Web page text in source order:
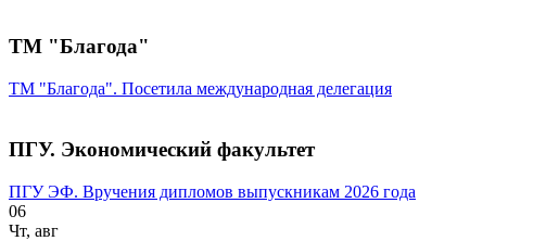
ТМ "Благода"
ТМ "Благода". Посетила международная делегация
ПГУ. Экономический факультет
ПГУ ЭФ. Вручения дипломов выпускникам 2026 года
06
Чт, авг